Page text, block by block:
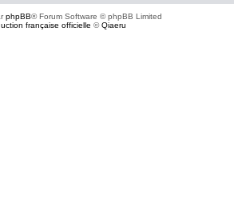
phpBB® Forum Software © phpBB Limited
française officielle ©Qiaeru